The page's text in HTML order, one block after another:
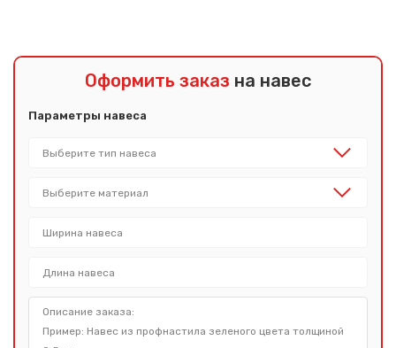
Оформить заказ на навес
Параметры навеса